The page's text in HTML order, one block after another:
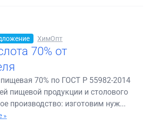
ХимОпт
70% от
70% по ГОСТ Р 55982-2014
пищевой продукции и столового
производство: изготовим нуж...
»